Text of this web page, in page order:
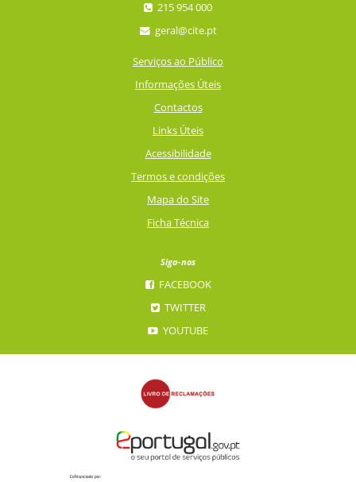
215 954 000
geral@cite.pt
Serviços ao Público
Informações Úteis
Contactos
Links Úteis
Acessibilidade
Termos e condições
Mapa do Site
Ficha Técnica
Siga-nos
FACEBOOK
TWITTER
YOUTUBE